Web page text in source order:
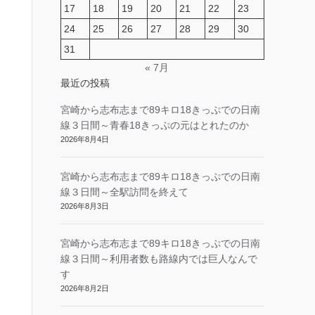
17 18 19 20 21 22
23
24
25 26 27 28 29
30
31
« 7月
最近の投稿
宮崎から志布志まで89キロ18きっぷでの日南
線３日間～青春18きっぷの元はとれたのか
2026年8月4日
宮崎から志布志まで89キロ18きっぷでの日南
線３日間～全駅訪問を終えて
2026年8月3日
宮崎から志布志まで89キロ18きっぷでの日南
線３日間～利用者数も路線内では巨人なんで
す
2026年8月2日